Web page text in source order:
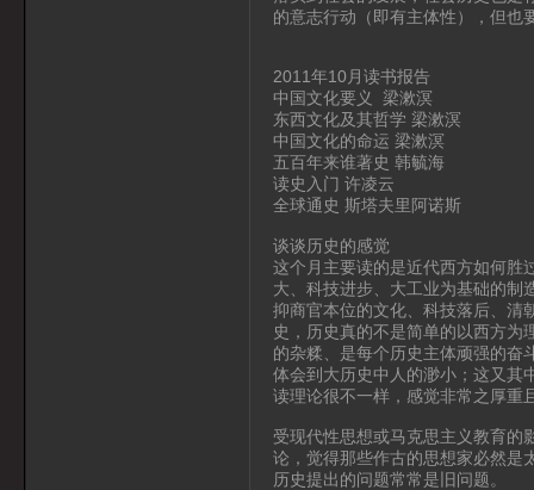
的意志行动（即有主体性），但也
2011年10月读书报告
中国文化要义 梁漱溟
东西文化及其哲学 梁漱溟
中国文化的命运 梁漱溟
五百年来谁著史 韩毓海
读史入门 许凌云
全球通史 斯塔夫里阿诺斯
谈谈历史的感觉
这个月主要读的是近代西方如何胜
大、科技进步、大工业为基础的制
抑商官本位的文化、科技落后、清
史，历史真的不是简单的以西方为
的杂糅、是每个历史主体顽强的奋
体会到大历史中人的渺小；这又其
读理论很不一样，感觉非常之厚重
受现代性思想或马克思主义教育的
论，觉得那些作古的思想家必然是
历史提出的问题常常是旧问题。